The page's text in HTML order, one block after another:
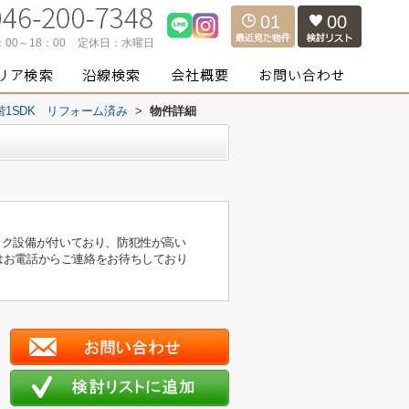
00～18：00 定休日： 水曜日
01 00
1SDK リフォーム済み > 物件詳細
設備が付いており、防犯性が高い
電話からご連絡をお待ちしており